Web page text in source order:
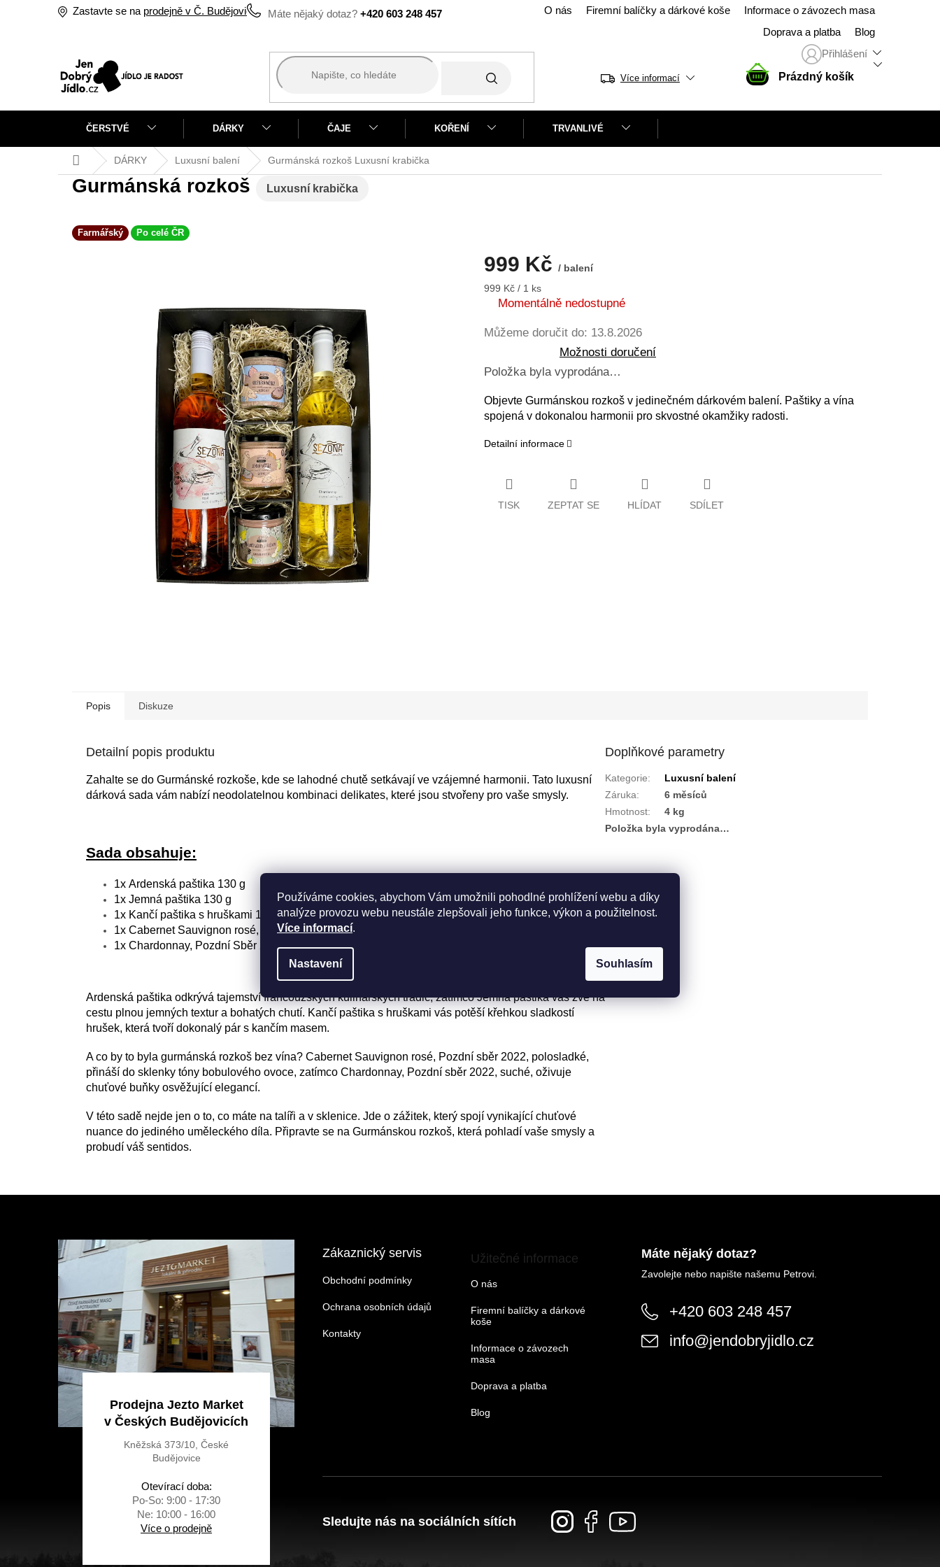
Používáme cookies, abychom Vám umožnili pohodlné prohlížení webu a díky
analýze provozu webu neustále zlepšovali jeho funkce, výkon a použitelnost.
Více informací.
Nastavení Souhlasím
+420 603 248 457
Zastavte se na prodejně v Č. Budějovicích O nás Firemní balíčky a dárkové koše
Informace o závozech masa
Doprava a platba
Blog
Přihlášení
Více informací
NÁKUPNÍ
KOŠÍK
Prázdný košík
ČERSTVÉ DÁRKY ČAJE KOŘENÍ TRVANLIVÉ
Domů DÁRKY Luxusní balení Gurmánská rozkoš Luxusní krabička
Gurmánská rozkoš Luxusní krabička
Farmářský Po celé ČR
999 Kč / balení
Měrná
cena:
999 Kč / 1 ks
Momentálně nedostupné
Můžeme doručit do: 13.8.2026
Možnosti doručení
Položka byla vyprodána…
Objevte Gurmánskou rozkoš v jedinečném dárkovém balení. Paštiky a vína
spojená v dokonalou harmonii pro skvostné okamžiky radosti.
Detailní informace
TISK ZEPTAT SE HLÍDAT SDÍLET
Popis Diskuze
Detailní popis produktu
Zahalte se do Gurmánské rozkoše, kde se lahodné chutě setkávají ve vzájemné harmonii. Tato luxusní
dárková sada vám nabízí neodolatelnou kombinaci delikates, které jsou stvořeny pro vaše smysly.
Sada obsahuje:
1x Ardenská paštika 130 g
1x Jemná paštika 130 g
1x Kančí paštika s hruškami 130 g
1x Cabernet Sauvignon rosé, Pozdní Sběr 2022, polosladké 750 ml
1x Chardonnay, Pozdní Sběr 2022, suché 750 ml
Ardenská paštika odkrývá tajemství francouzských kulinářských tradic, zatímco Jemná paštika vás zve na
cestu plnou jemných textur a bohatých chutí. Kančí paštika s hruškami vás potěší křehkou sladkostí
hrušek, která tvoří dokonalý pár s kančím masem.
A co by to byla gurmánská rozkoš bez vína? Cabernet Sauvignon rosé, Pozdní sběr 2022, polosladké,
přináší do sklenky tóny bobulového ovoce, zatímco Chardonnay, Pozdní sběr 2022, suché, oživuje
chuťové buňky osvěžující elegancí.
V této sadě nejde jen o to, co máte na talíři a v sklenice. Jde o zážitek, který spojí vynikající chuťové
nuance do jediného uměleckého díla. Připravte se na Gurmánskou rozkoš, která pohladí vaše smysly a
probudí váš sentidos.
Doplňkové parametry
Kategorie:
Luxusní balení
Záruka:
6 měsíců
Hmotnost:
4 kg
Položka byla vyprodána…
Prodejna Jezto Market
v Českých Budějovicích
Kněžská 373/10, České
Budějovice
Otevírací doba:
Po-So: 9:00 - 17:30
Ne: 10:00 - 16:00
Více o prodejně
Zákaznický servis
Obchodní podmínky
Ochrana osobních údajů
Kontakty
Užitečné informace
O nás
Firemní balíčky a dárkové
koše
Informace o závozech
masa
Doprava a platba
Blog
Máte nějaký dotaz?
Zavolejte nebo napište našemu Petrovi.
+420 603 248 457
info@jendobryjidlo.cz
Sledujte nás na sociálních sítích